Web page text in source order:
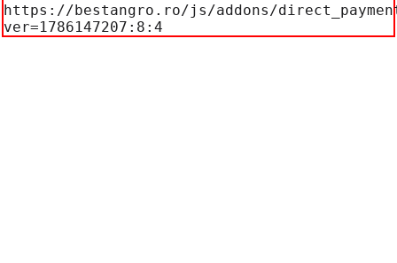
https://bestangro.ro/js/addons/
ver=1786147207:8:4